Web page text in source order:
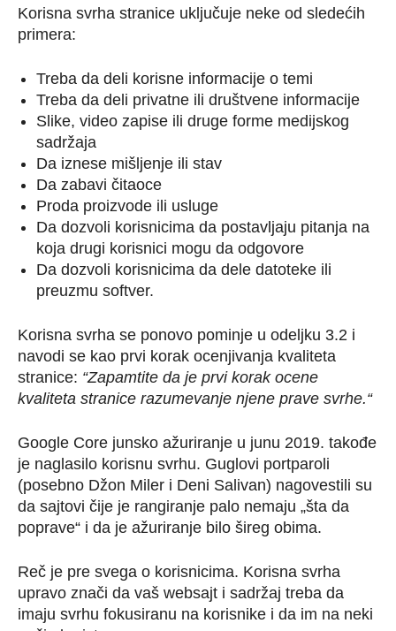
Korisna svrha stranice uključuje neke od sledećih
primera:
Treba da deli korisne informacije o temi
Treba da deli privatne ili društvene informacije
Slike, video zapise ili druge forme medijskog
sadržaja
Da iznese mišljenje ili stav
Da zabavi čitaoce
Proda proizvode ili usluge
Da dozvoli korisnicima da postavljaju pitanja na
koja drugi korisnici mogu da odgovore
Da dozvoli korisnicima da dele datoteke ili
preuzmu softver.
Korisna svrha se ponovo pominje u odeljku 3.2 i
navodi se kao prvi korak ocenjivanja kvaliteta
stranice: “Zapamtite da je prvi korak ocene
kvaliteta stranice razumevanje njene prave svrhe.“
Google Core junsko ažuriranje u junu 2019. takođe
je naglasilo korisnu svrhu. Guglovi portparoli
(posebno Džon Miler i Deni Salivan) nagovestili su
da sajtovi čije je rangiranje palo nemaju „šta da
poprave“ i da je ažuriranje bilo šireg obima.
Reč je pre svega o korisnicima. Korisna svrha
upravo znači da vaš websajt i sadržaj treba da
imaju svrhu fokusiranu na korisnike i da im na neki